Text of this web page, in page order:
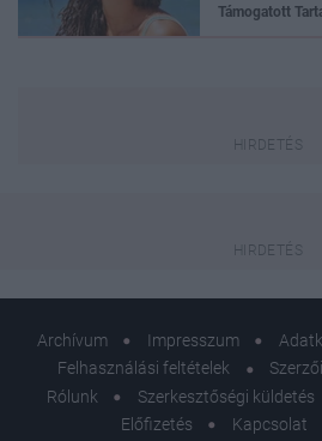
Támogatott
Archívum Impresszum
Felhasználási feltételek
Rólunk
Szerkesztőségi küldetés
Előfizetés
Kapcsolat